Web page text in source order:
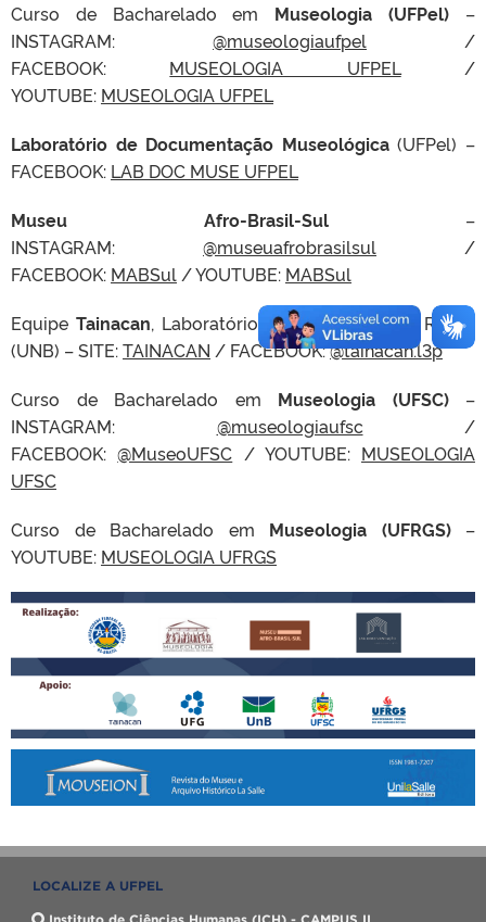
Curso de Bacharelado em Museologia (UFPel) –
INSTAGRAM: @museologiaufpel /
FACEBOOK: MUSEOLOGIA UFPEL/
YOUTUBE: MUSEOLOGIA UFPEL
Laboratório de Documentação Museológica(UFPel) –
FACEBOOK: LAB DOC MUSE UFPEL
Museu Afro-Brasil-Sul –
INSTAGRAM: @museuafrobrasilsul /
FACEBOOK: MABSul / YOUTUBE: MABSul
Equipe Tainacan, Laboratório de Inteligência de Redes
(UNB) – SITE:TAINACAN / FACEBOOK:@tainacan.l3p
Curso de Bacharelado em Museologia (UFSC)–
INSTAGRAM: @museologiaufsc /
FACEBOOK:@MuseoUFSC / YOUTUBE: MUSEOLOGIA
UFSC
Curso de Bacharelado em Museologia (UFRGS) –
YOUTUBE: MUSEOLOGIA UFRGS
LOCALIZE A UFPEL
Instituto de Ciências Humanas (ICH) - CAMPUS II